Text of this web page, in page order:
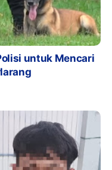
untuk Mencari